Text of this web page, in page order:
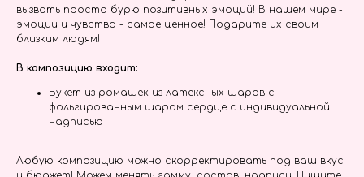
вызвать просто бурю позитивных эмоций! В нашем мире -
эмоции и чувства - самое ценное! Подарите их своим
близким людям!
В композицию входит:
Букет из ромашек из латексных шаров с
фольгированным шаром сердце с индивидуальной
надписью
Любую композицию можно скорректировать под ваш вкус